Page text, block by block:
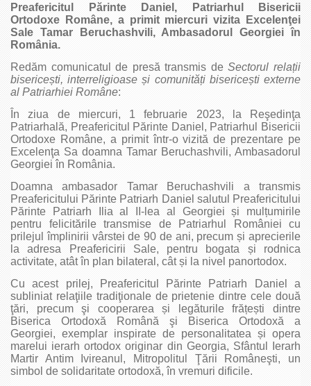
Preafericitul Părinte Daniel, Patriarhul Bisericii
Ortodoxe Române, a primit miercuri vizita Excelenţei
Sale Tamar Beruchashvili, Ambasadorul Georgiei în
România.
Redăm comunicatul de presă transmis deSectorul relații
bisericești, interreligioase și comunități bisericești externe
al Patriarhiei Române:
În ziua de miercuri, 1 februarie 2023, la Reşedinţa
Patriarhală, Preafericitul Părinte Daniel, Patriarhul Bisericii
Ortodoxe Române, a primit într-o vizită de prezentare pe
Excelenţa Sa doamna Tamar Beruchashvili, Ambasadorul
Georgiei în România.
Doamna ambasador Tamar Beruchashvili a transmis
Preafericitului Părinte Patriarh Daniel salutul Preafericitului
Părinte Patriarh Ilia al II-lea al Georgiei și mulțumirile
pentru felicitările transmise de Patriarhul României cu
prilejul împlinirii vârstei de 90 de ani, precum și aprecierile
la adresa Preafericirii Sale, pentru bogata și rodnica
activitate, atât în plan bilateral, cât și la nivel panortodox.
Cu acest prilej, Preafericitul Părinte Patriarh Daniel a
subliniat relaţiile tradiţionale de prietenie dintre cele două
ţări, precum şi cooperarea și legăturile frățești dintre
Biserica Ortodoxă Română şi Biserica Ortodoxă a
Georgiei, exemplar inspirate de personalitatea și opera
marelui ierarh ortodox originar din Georgia, Sfântul Ierarh
Martir Antim Ivireanul, Mitropolitul Ţării Româneşti, un
simbol de solidaritate ortodoxă, în vremuri dificile.